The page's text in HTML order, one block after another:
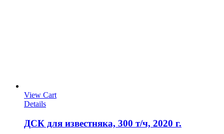
View Cart
Details
ДСК для известняка, 300 т/ч, 2020 г.